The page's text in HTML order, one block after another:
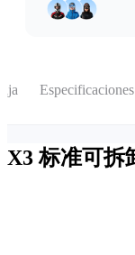
Especificaciones
X3 标准可拆